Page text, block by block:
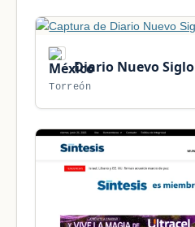
Diario Nuevo Siglo
Torreón